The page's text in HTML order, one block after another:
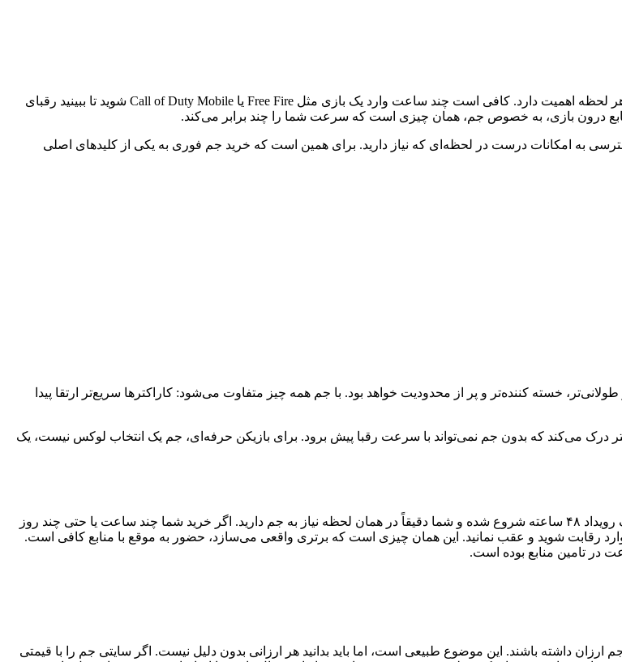
بازی‌های آنلاین امروز فقط یک سرگرمی نیستند، آن‌ها میدان نبردی تمام‌ عیارند که در آن هر لحظه اهمیت دارد. کافی است چند ساعت وارد یک بازی مثل Free Fire یا Call of Duty Mobile شوید تا ببینید رقبای
درون ‌بازی، به‌ خصوص جم، همان چیزی است که سرعت شما را چند برابر می‌کند.
به امکانات درست در لحظه‌ای که نیاز دارید. برای همین است که خرید جم فوری به یکی از کلیدهای اصلی
خسته‌ کننده‌تر و پر از محدودیت خواهد بود. با جم همه ‌چیز متفاوت می‌شود: کاراکترها سریع‌تر ارتقا پیدا
درک می‌کند که بدون جم نمی‌تواند با سرعت رقبا پیش برود. برای بازیکن حرفه‌ای، جم یک انتخاب لوکس نیست، یک
در بازی‌های آنلاین مدام رویدادهایی برگزار می‌شوند که زمان محدودی دارند. تصور کنید یک رویداد ۴۸ ساعته شروع شده و شما دقیقاً در همان لحظه نیاز به جم دارید. اگر خرید شما چند ساعت یا حتی چند روز
شوید و عقب نمانید. این همان چیزی است که برتری واقعی می‌سازد، حضور به‌ موقع با منابع کافی است.
در تامین منابع بوده است.
داشته باشند. این موضوع طبیعی است، اما باید بدانید هر ارزانی بدون دلیل نیست. اگر سایتی جم را با قیمتی